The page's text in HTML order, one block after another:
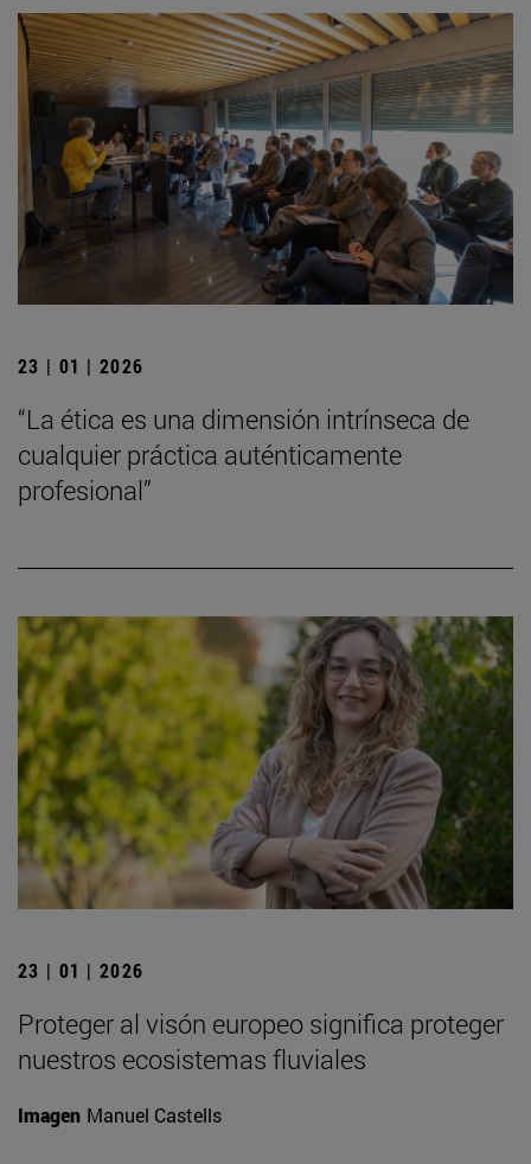
23 | 01 | 2026
“La ética es una dimensión intrínseca de
cualquier práctica auténticamente
profesional”
23 | 01 | 2026
Proteger al visón europeo significa proteger
nuestros ecosistemas fluviales
Imagen Manuel Castells